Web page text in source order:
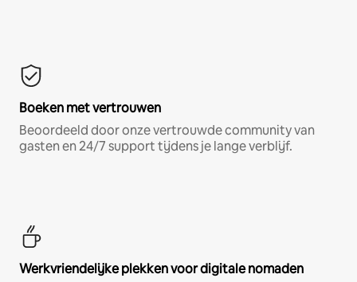
Boeken met vertrouwen
Beoordeeld door onze vertrouwde community van
gasten en 24/7 support tijdens je lange verblijf.
Werkvriendelijke plekken voor digitale nomaden